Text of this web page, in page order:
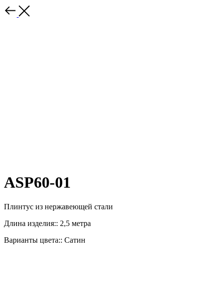
ASP60-01
Плинтус из нержавеющей стали
Длина изделия:: 2,5 метра
Варианты цвета:: Сатин